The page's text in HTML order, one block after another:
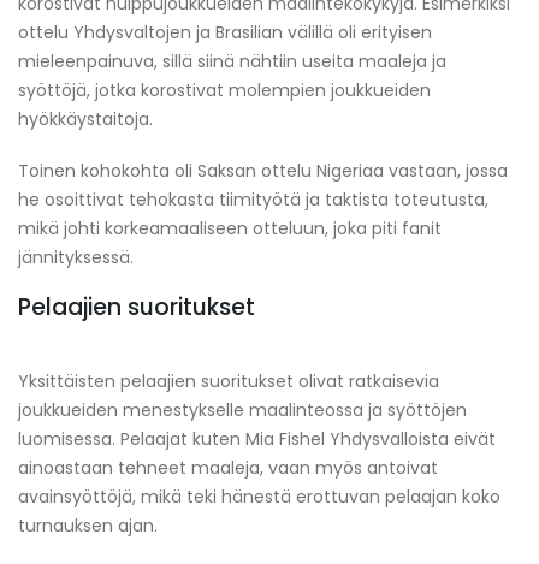
ottelu Yhdysvaltojen ja Brasilian välillä oli erityisen
mieleenpainuva, sillä siinä nähtiin useita maaleja ja
syöttöjä, jotka korostivat molempien joukkueiden
hyökkäystaitoja.
Toinen kohokohta oli Saksan ottelu Nigeriaa vastaan, jossa
he osoittivat tehokasta tiimityötä ja taktista toteutusta,
mikä johti korkeamaaliseen otteluun, joka piti fanit
jännityksessä.
Pelaajien suoritukset
Yksittäisten pelaajien suoritukset olivat ratkaisevia
joukkueiden menestykselle maalinteossa ja syöttöjen
luomisessa. Pelaajat kuten Mia Fishel Yhdysvalloista eivät
ainoastaan tehneet maaleja, vaan myös antoivat
avainsyöttöjä, mikä teki hänestä erottuvan pelaajan koko
turnauksen ajan.